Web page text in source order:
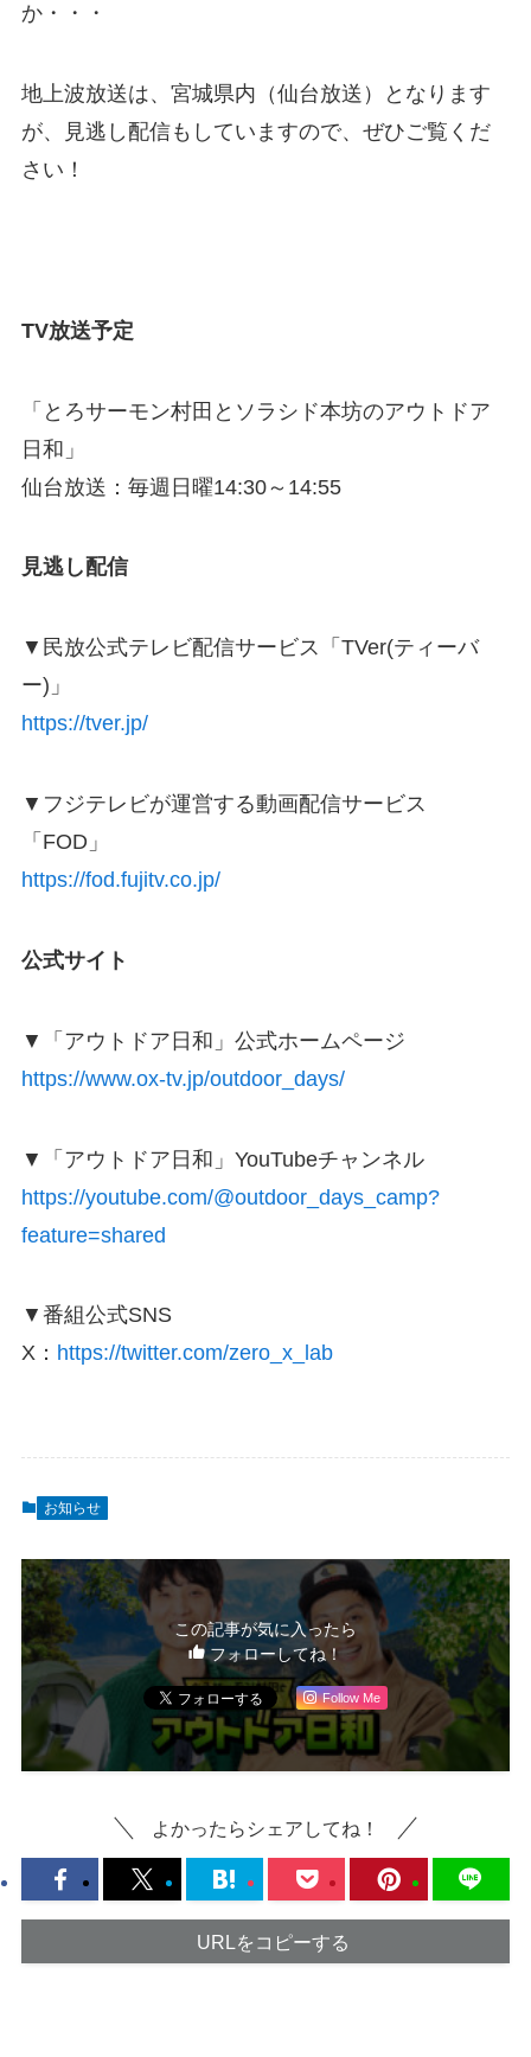
か・・・
地上波放送は、宮城県内（仙台放送）となります
が、見逃し配信もしていますので、ぜひご覧くだ
さい！
TV放送予定
「とろサーモン村田とソラシド本坊のアウトドア
日和」
仙台放送：毎週日曜14:30～14:55
見逃し配信
▼民放公式テレビ配信サービス「TVer(ティーバ
ー)」
https://tver.jp/
▼フジテレビが運営する動画配信サービス
「FOD」
https://fod.fujitv.co.jp/
公式サイト
▼「アウトドア日和」公式ホームページ
https://www.ox-tv.jp/outdoor_days/
▼「アウトドア日和」YouTubeチャンネル
https://youtube.com/@outdoor_days_camp?
feature=shared
▼番組公式SNS
X： https://twitter.com/zero_x_lab
お知らせ
この記事が気に入ったら
フォローしてね！
Follow Me
よかったらシェアしてね！
URLをコピーする